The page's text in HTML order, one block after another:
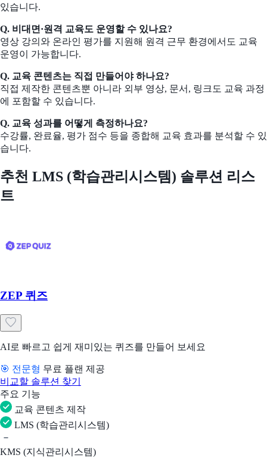
있습니다.
Q. 비대면·원격 교육도 운영할 수 있나요?
영상 강의와 온라인 평가를 지원해 원격 근무 환경에서도 교육
운영이 가능합니다.
Q. 교육 콘텐츠는 직접 만들어야 하나요?
직접 제작한 콘텐츠뿐 아니라 외부 영상, 문서, 링크도 교육 과정
에 포함할 수 있습니다.
Q. 교육 성과를 어떻게 측정하나요?
수강률, 완료율, 평가 점수 등을 종합해 교육 효과를 분석할 수 있
습니다.
추천 LMS (학습관리시스템) 솔루션 리스
트
ZEP 퀴즈
AI로 빠르고 쉽게 재미있는 퀴즈를 만들어 보세요
🎯 전문형 무료 플랜 제공
비교할 솔루션 찾기
주요 기능
교육 콘텐츠 제작
LMS (학습관리시스템)
KMS (지식관리시스템)